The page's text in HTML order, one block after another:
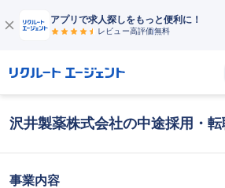
アプリで求人探しをもっと便利に！
レビュー高評価無料
沢井製薬株式会社の中途採用・
事業内容